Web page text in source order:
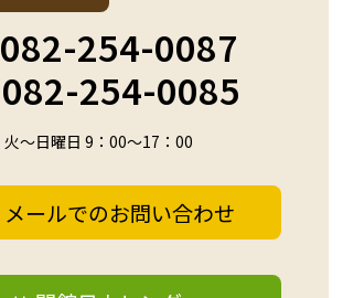
082-254-0087
082-254-0085
火～日曜日 9：00～17：00
メールでのお問い合わせ